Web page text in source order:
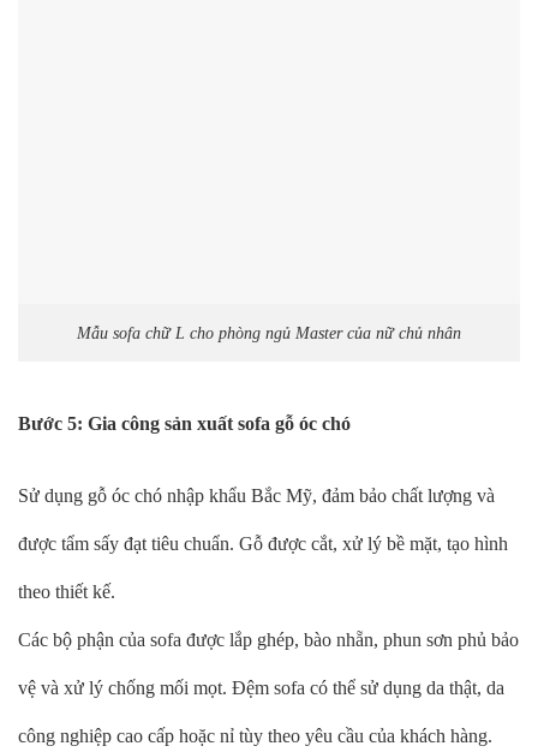
Mẫu sofa chữ L cho phòng ngủ Master của nữ chủ nhân
Bước 5: Gia công sản xuất sofa gỗ óc chó
Sử dụng gỗ óc chó nhập khẩu Bắc Mỹ, đảm bảo chất lượng và
được tẩm sấy đạt tiêu chuẩn. Gỗ được cắt, xử lý bề mặt, tạo hình
theo thiết kế.
Các bộ phận của sofa được lắp ghép, bào nhẵn, phun sơn phủ bảo
vệ và xử lý chống mối mọt. Đệm sofa có thể sử dụng da thật, da
công nghiệp cao cấp hoặc nỉ tùy theo yêu cầu của khách hàng.